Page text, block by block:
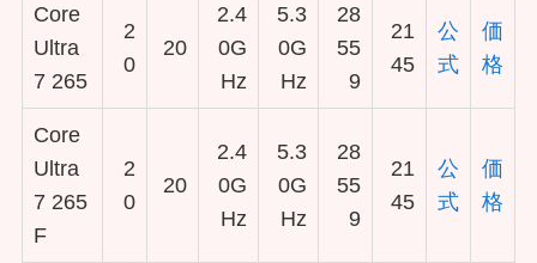
Core
Ultra
7 265
2
0
20
2.4
0G
Hz
5.3
0G
Hz
28
55
9
21
45
公
式
価
格
Core
Ultra
7 265
F
2
0
20
2.4
0G
Hz
5.3
0G
Hz
28
55
9
21
45
公
式
価
格